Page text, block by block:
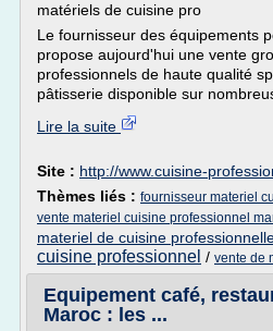
matériels de cuisine pro
Le fournisseur des équipements
propose aujourd'hui une vente
professionnels de haute qualité
pâtisserie disponible sur
Lire la suite
Site : http://www.cuisine-
Thèmes liés : fournisseur materiel
vente materiel cuisine professionnel
materiel de cuisine
cuisine professionnel / vente de
Equipement café,
Maroc : les ...